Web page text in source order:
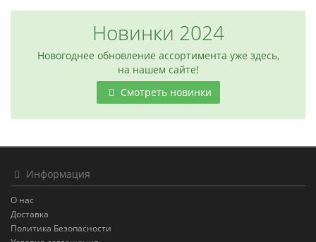
Новинки 2024
Новогоднее обновление ассортимента уже здесь,
на нашем сайте!
Смотреть новинки
Информация
О нас
Доставка
Политика Безопасности